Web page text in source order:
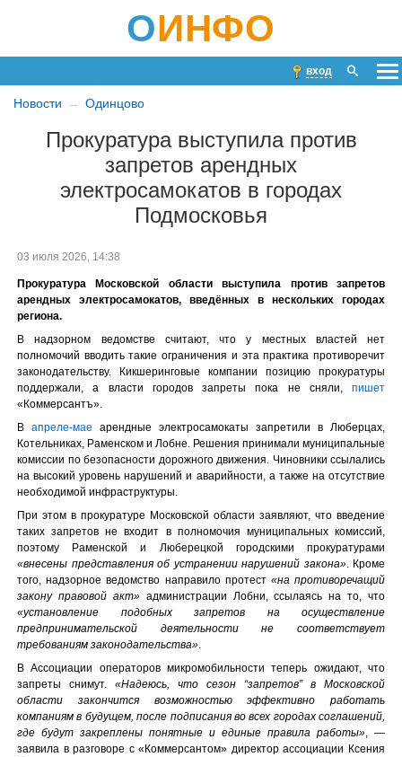
ОИНФО
вход
Новости Одинцово
Прокуратура выступила против
запретов арендных
электросамокатов в городах
Подмосковья
03 июля 2026, 14:38
Прокуратура Московской области выступила против запретов
арендных электросамокатов, введённых в нескольких городах
региона.
В надзорном ведомстве считают, что у местных властей нет
полномочий вводить такие ограничения и эта практика противоречит
законодательству. Кикшеринговые компании позицию прокуратуры
поддержали, а власти городов запреты пока не сняли, пишет
«Коммерсантъ».
В апреле-мае арендные электросамокаты запретили в Люберцах,
Котельниках, Раменском и Лобне. Решения принимали муниципальные
комиссии по безопасности дорожного движения. Чиновники ссылались
на высокий уровень нарушений и аварийности, а также на отсутствие
необходимой инфраструктуры.
При этом в прокуратуре Московской области заявляют, что введение
таких запретов не входит в полномочия муниципальных комиссий,
поэтому Раменской и Люберецкой городскими прокуратурами
«внесены представления об устранении нарушений закона». Кроме
того, надзорное ведомство направило протест «на противоречащий
закону правовой акт»администрации Лобни, ссылаясь на то, что
«установление подобных запретов на осуществление
предпринимательской деятельности не соответствует
требованиям законодательства»
В Ассоциации операторов микромобильности теперь ожидают, что
запреты снимут. «Надеюсь, что сезон “запретов” в Московской
области закончится возможностью эффективно работать
компаниям в будущем, после подписания во всех городах соглашений,
где будут закреплены понятные и единые правила работы» , —
заявила в разговоре с «Коммерсантом» директор ассоциации Ксения